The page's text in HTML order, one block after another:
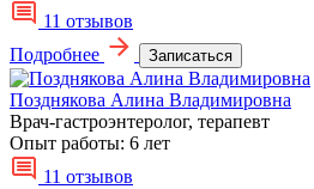
11 отзывов
Подробнее
Записаться
Позднякова Алина Владимировна
Врач-гастроэнтеролог, терапевт
Опыт работы: 6 лет
11 отзывов